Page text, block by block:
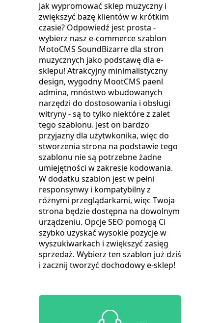
Jak wypromować sklep muzyczny i
zwiększyć bazę klientów w krótkim
czasie? Odpowiedź jest prosta -
wybierz nasz e-commerce szablon
MotoCMS SoundBizarre dla stron
muzycznych jako podstawę dla e-
sklepu! Atrakcyjny minimalistyczny
design, wygodny MootCMS paenl
admina, mnóstwo wbudowanych
narzędzi do dostosowania i obsługi
witryny - są to tylko niektóre z zalet
tego szablonu. Jest on bardzo
przyjazny dla użytwkonika, więc do
stworzenia strona na podstawie tego
szablonu nie są potrzebne żadne
umiejętności w zakresie kodowania.
W dodatku szablon jest w pełni
responsynwy i kompatybilny z
różnymi przeglądarkami, więc Twoja
strona będzie dostępna na dowolnym
urządzeniu. Opcje SEO pomogą Ci
szybko uzyskać wysokie pozycje w
wyszukiwarkach i zwiększyć zasięg
sprzedaż. Wybierz ten szablon już dziś
i zacznij tworzyć dochodowy e-sklep!